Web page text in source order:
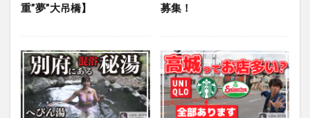
重”夢”大吊橋】
募集！